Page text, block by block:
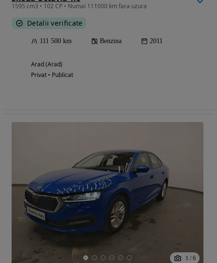
1595 cm3 • 102 CP • Numai 111000 km fara uzura
Detalii verificate
111 500 km Benzina 2011
Arad (Arad)
Privat • Publicat
1 / 6